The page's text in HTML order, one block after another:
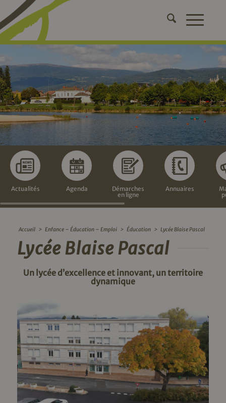
Actualités Agenda
Démarches
en ligne
Annuaires
Accueil > Enfance – Éducation – Emploi > Éducation > Lycée Blaise Pascal
Lycée Blaise Pascal
Un lycée d’excellence et innovant, un territoire
dynamique